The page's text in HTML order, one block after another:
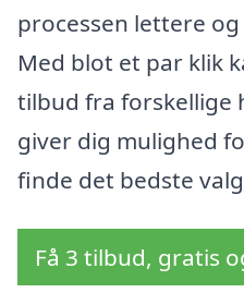
processen lettere
Med blot et par klik
tilbud fra forskellige
giver dig mulighed
finde det bedste
Få 3 tilbud, gratis